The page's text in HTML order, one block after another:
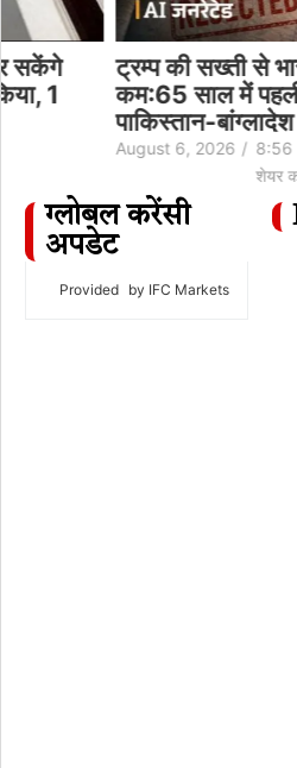
ट्रम्प की सख्ती से भारतीय
कम:65 साल में पहली बार
पाकिस्तान-बांग्लादेश के…
August 6, 2026 / 8:56 pm
ग्लोबल करेंसी
अपडेट
Provided by IFC Markets